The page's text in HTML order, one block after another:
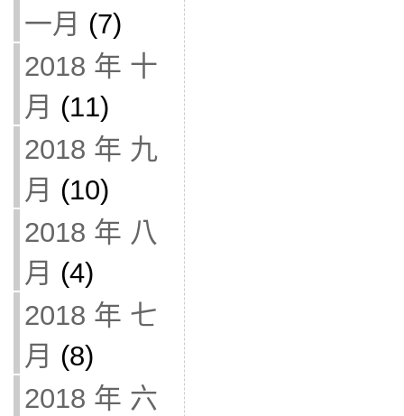
一月 (7)
2018 年 十
月 (11)
2018 年 九
月 (10)
2018 年 八
月 (4)
2018 年 七
月 (8)
2018 年 六